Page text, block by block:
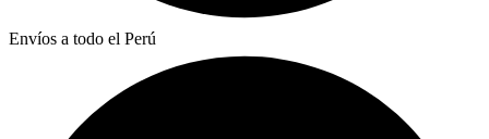
Envíos a todo el Perú